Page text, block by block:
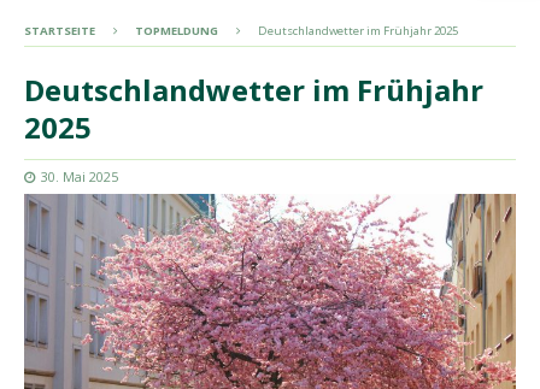
STARTSEITE TOPMELDUNG Deutschlandwetter im Frühjahr 2025
Deutschlandwetter im Frühjahr
2025
30. Mai 2025